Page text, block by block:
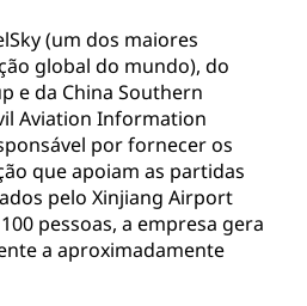
(um dos maiores
global do mundo), do
e da China Southern
Aviation Information
por fornecer os
que apoiam as partidas
pelo Xinjiang Airport
pessoas, a empresa gera
a aproximadamente